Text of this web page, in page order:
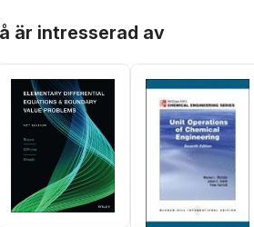
är intresserad av